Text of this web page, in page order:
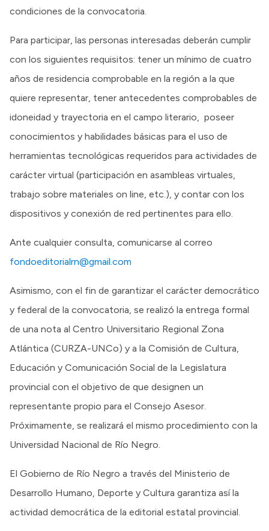
condiciones de la convocatoria.
Para participar, las personas interesadas deberán cumplir
con los siguientes requisitos: tener un mínimo de cuatro
años de residencia comprobable en la región a la que
quiere representar, tener antecedentes comprobables de
idoneidad y trayectoria en el campo literario, poseer
conocimientos y habilidades básicas para el uso de
herramientas tecnológicas requeridos para actividades de
carácter virtual (participación en asambleas virtuales,
trabajo sobre materiales on line, etc.), y contar con los
dispositivos y conexión de red pertinentes para ello.
Ante cualquier consulta, comunicarse al correo
fondoeditorialrn@gmail.com
Asimismo, con el fin de garantizar el carácter democrático
y federal de la convocatoria, se realizó la entrega formal
de una nota al Centro Universitario Regional Zona
Atlántica (CURZA-UNCo) y a la Comisión de Cultura,
Educación y Comunicación Social de la Legislatura
provincial con el objetivo de que designen un
representante propio para el Consejo Asesor.
Próximamente, se realizará el mismo procedimiento con la
Universidad Nacional de Río Negro.
El Gobierno de Río Negro a través del Ministerio de
Desarrollo Humano, Deporte y Cultura garantiza así la
actividad democrática de la editorial estatal provincial.